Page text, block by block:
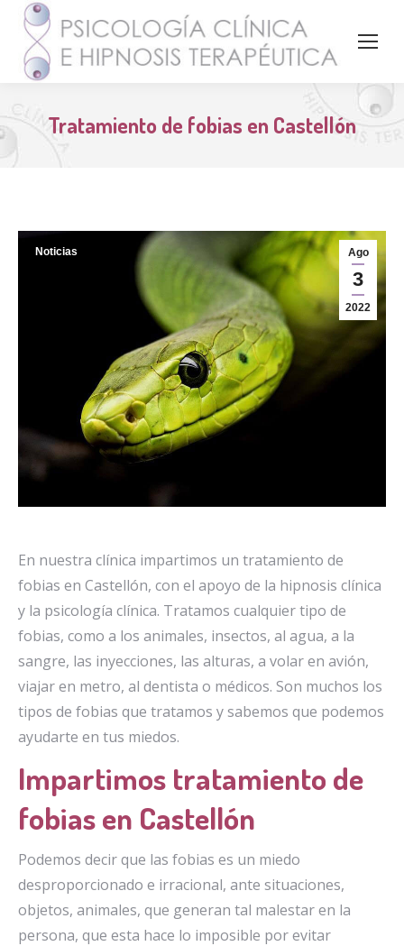
Tratamiento de fobias en Castellón
Ago
3
2022
Noticias
En nuestra clínica impartimos un tratamiento de
fobias en Castellón, con el apoyo de la hipnosis clínica
y la psicología clínica. Tratamos cualquier tipo de
fobias, como a los animales, insectos, al agua, a la
sangre, las inyecciones, las alturas, a volar en avión,
viajar en metro, al dentista o médicos. Son muchos los
tipos de fobias que tratamos y sabemos que podemos
ayudarte en tus miedos.
Impartimos tratamiento de
fobias en Castellón
Podemos decir que las fobias es un miedo
desproporcionado e irracional, ante situaciones,
objetos, animales, que generan tal malestar en la
persona, que esta hace lo imposible por evitar